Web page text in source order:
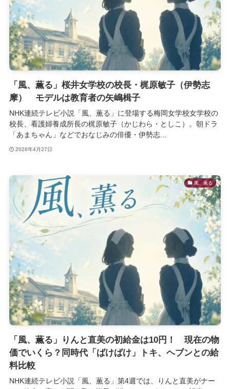
「風、薫る」桜井女学校の校長・梶原敏子（伊勢志
摩） モデルは教育者の矢嶋楫子
NHK連続テレビ小説「風、薫る」に登場する梅岡女学校女学校の
校長、看護婦養成所長の梶原敏子（かじわら・としこ）。朝ドラ
「あまちゃん」などでおなじみの俳優・伊勢志...
2026年4月27日
風、薫る
「風、薫る」りんと直美の初給金は10円！ 現在の物
価でいくら？同時代「ばけばけ」トキ、ヘブンとの給
料比較
NHK連続テレビ小説「風、薫る」第4週では、りんと直美がナー